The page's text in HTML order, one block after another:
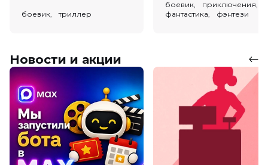
боевик, триллер
боевик, приключения,
фантастика, фэнтези
Новости и акции